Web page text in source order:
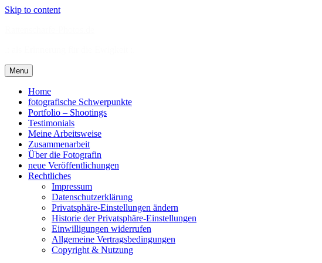
Skip to content
Menu
Home
fotografische Schwerpunkte
Portfolio – Shootings
Testimonials
Meine Arbeitsweise
Zusammenarbeit
Über die Fotografin
neue Veröffentlichungen
Rechtliches
Impressum
Datenschutzerklärung
Privatsphäre-Einstellungen ändern
Historie der Privatsphäre-Einstellungen
Einwilligungen widerrufen
Allgemeine Vertragsbedingungen
Copyright & Nutzung